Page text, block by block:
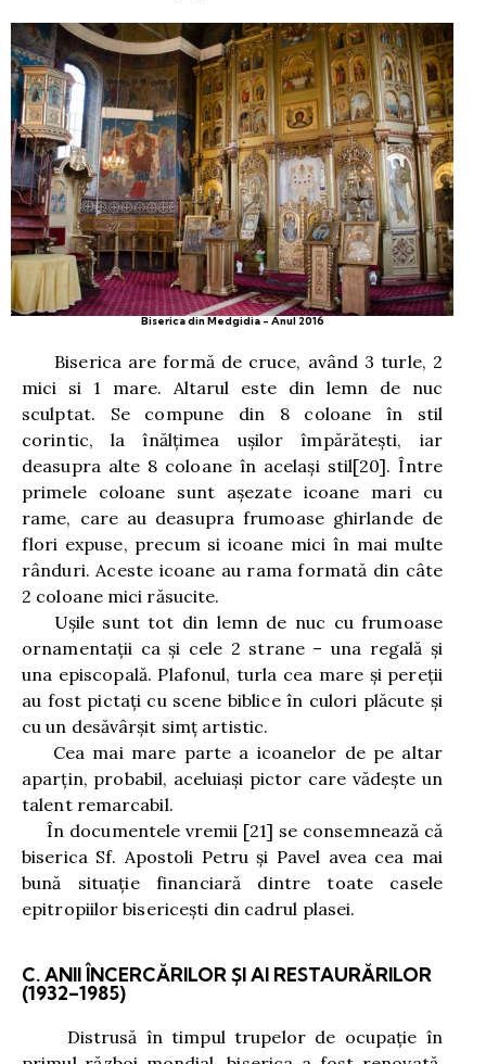
Biserica din Medgidia - Anul 2016
Biserica are formă de cruce, având 3 turle, 2
mici si 1 mare. Altarul este din lemn de nuc
sculptat. Se compune din 8 coloane în stil
corintic, la înălţimea uşilor împărăteşti, iar
deasupra alte 8 coloane în acelaşi stil[20]. Între
primele coloane sunt aşezate icoane mari cu
rame, care au deasupra frumoase ghirlande de
flori expuse, precum si icoane mici în mai multe
rânduri. Aceste icoane au rama formată din câte
2 coloane mici răsucite.
Uşile sunt tot din lemn de nuc cu frumoase
ornamentaţii ca şi cele 2 strane – una regală şi
una episcopală. Plafonul, turla cea mare şi pereţii
au fost pictaţi cu scene biblice în culori plăcute şi
cu un desăvârşit simţ artistic.
Cea mai mare parte a icoanelor de pe altar
aparţin, probabil, aceluiaşi pictor care vădeşte un
talent remarcabil.
În documentele vremii [21] se consemnează că
biserica Sf. Apostoli Petru şi Pavel avea cea mai
bună situaţie financiară dintre toate casele
epitropiilor bisericeşti din cadrul plasei.
C. ANII ÎNCERCĂRILOR ȘI AI RESTAURĂRILOR
(1932–1985)
Distrusă în timpul trupelor de ocupaţie în